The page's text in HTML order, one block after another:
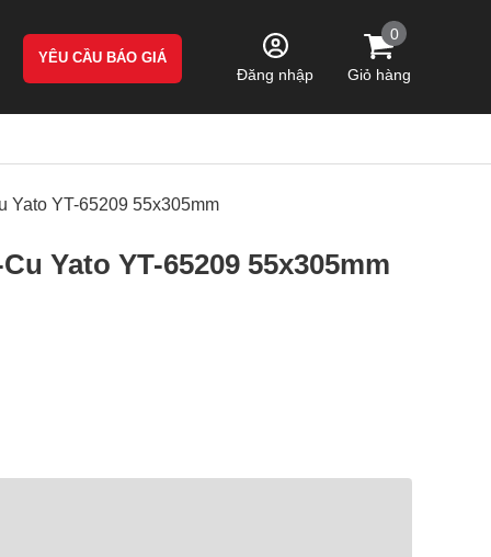
YÊU CẦU BÁO GIÁ
Đăng nhập
0
Giỏ hàng
Yato YT-65209 55x305mm
Yato YT-65209 55x305mm